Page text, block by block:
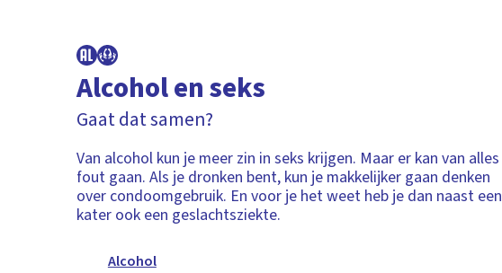
Alcohol en seks
Gaat dat samen?
Van alcohol kun je meer zin in seks krijgen. Maar er kan van alles
fout gaan. Als je dronken bent, kun je makkelijker gaan denken
over condoomgebruik. En voor je het weet heb je dan naast een
kater ook een geslachtsziekte.
Alcohol